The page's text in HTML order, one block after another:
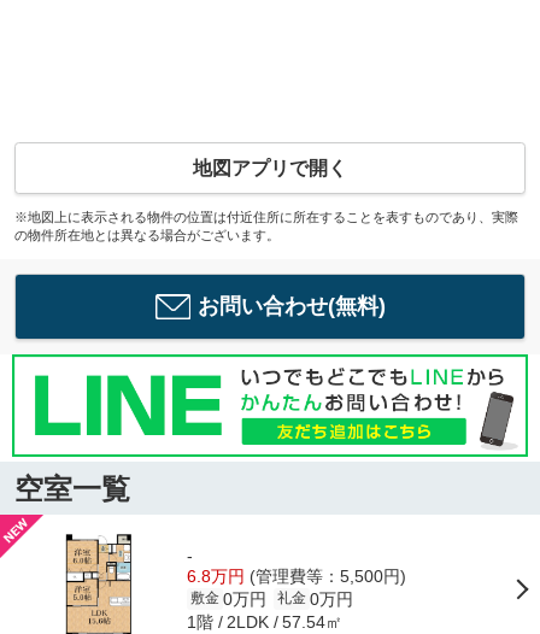
地図アプリで開く
※地図上に表示される物件の位置は付近住所に所在することを表すものであり、実際
の物件所在地とは異なる場合がございます。
お問い合わせ(無料)
空室一覧
-
6.8万円 (管理費等：5,500円)
敷金 0万円 礼金 0万円
1階 2LDK 57.54㎡